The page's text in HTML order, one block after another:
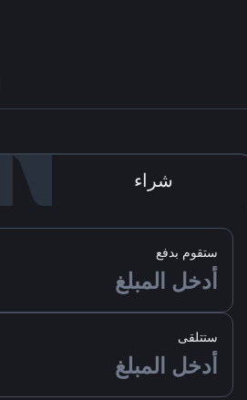
شراء
ستقوم بدفع
ستتلقى